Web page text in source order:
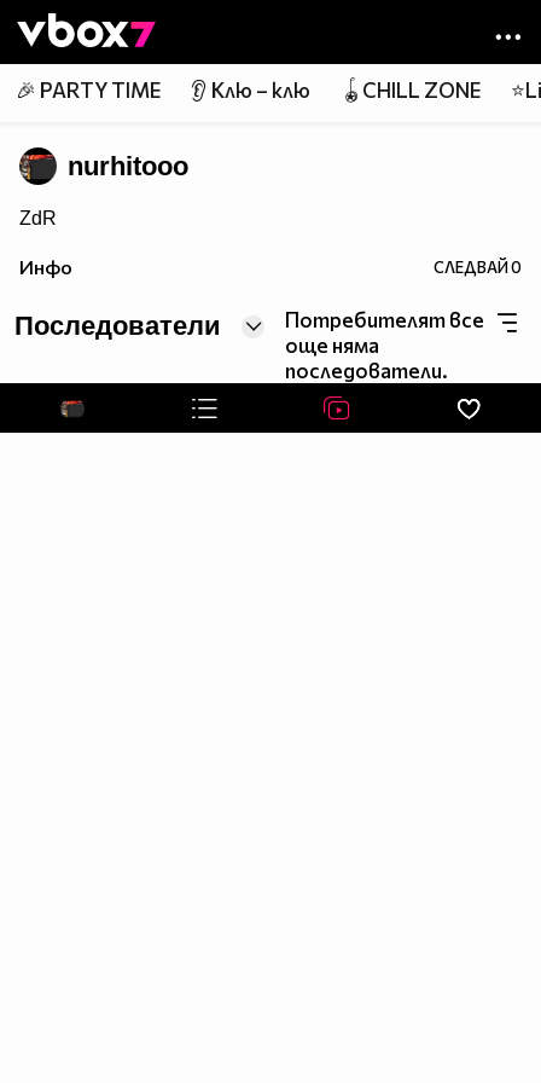
👾
🎉 PARTY TIME 👂 Клю – клю 🪀CHILL ZONE
nurhitooo
ZdR
Инфо СЛЕДВАЙ0
Последователи
Потребителят все
още няма
последователи.